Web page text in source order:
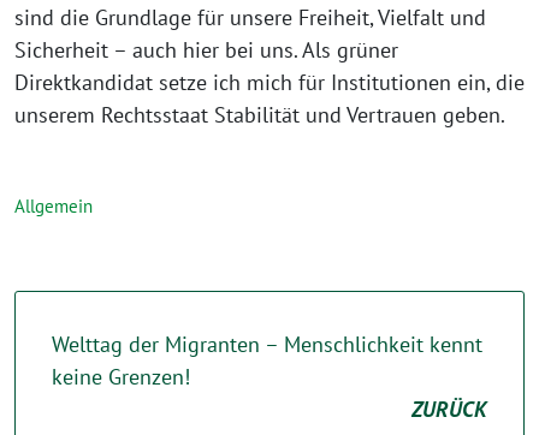
sind die Grundlage für unsere Freiheit, Vielfalt und
Sicherheit – auch hier bei uns. Als grüner
Direktkandidat setze ich mich für Institutionen ein, die
unserem Rechtsstaat Stabilität und Vertrauen geben.
Allgemein
Welttag der Migranten – Menschlichkeit kennt
keine Grenzen!
ZURÜCK